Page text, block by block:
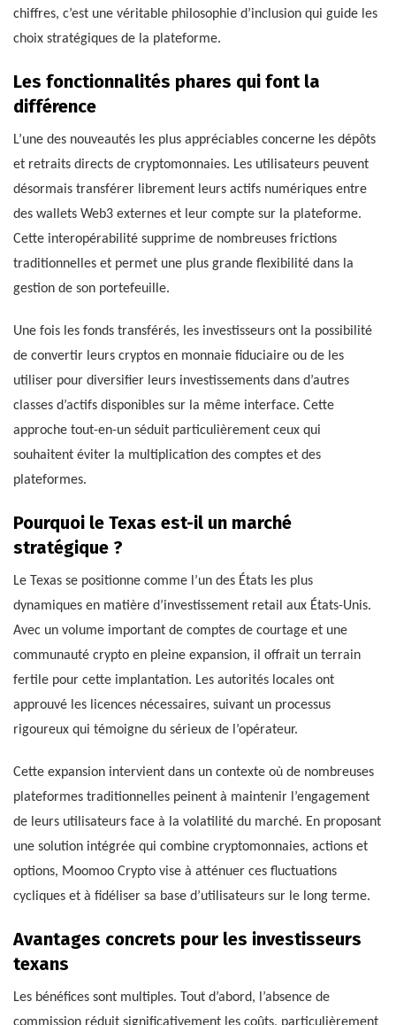
chiffres, c’est une véritable philosophie d’inclusion qui guide les
choix stratégiques de la plateforme.
Les fonctionnalités phares qui font la
différence
L’une des nouveautés les plus appréciables concerne les dépôts
et retraits directs de cryptomonnaies. Les utilisateurs peuvent
désormais transférer librement leurs actifs numériques entre
des wallets Web3 externes et leur compte sur la plateforme.
Cette interopérabilité supprime de nombreuses frictions
traditionnelles et permet une plus grande flexibilité dans la
gestion de son portefeuille.
Une fois les fonds transférés, les investisseurs ont la possibilité
de convertir leurs cryptos en monnaie fiduciaire ou de les
utiliser pour diversifier leurs investissements dans d’autres
classes d’actifs disponibles sur la même interface. Cette
approche tout-en-un séduit particulièrement ceux qui
souhaitent éviter la multiplication des comptes et des
plateformes.
Pourquoi le Texas est-il un marché
stratégique ?
Le Texas se positionne comme l’un des États les plus
dynamiques en matière d’investissement retail aux États-Unis.
Avec un volume important de comptes de courtage et une
communauté crypto en pleine expansion, il offrait un terrain
fertile pour cette implantation. Les autorités locales ont
approuvé les licences nécessaires, suivant un processus
rigoureux qui témoigne du sérieux de l’opérateur.
Cette expansion intervient dans un contexte où de nombreuses
plateformes traditionnelles peinent à maintenir l’engagement
de leurs utilisateurs face à la volatilité du marché. En proposant
une solution intégrée qui combine cryptomonnaies, actions et
options, Moomoo Crypto vise à atténuer ces fluctuations
cycliques et à fidéliser sa base d’utilisateurs sur le long terme.
Avantages concrets pour les investisseurs
texans
Les bénéfices sont multiples. Tout d’abord, l’absence de
commission réduit significativement les coûts, particulièrement